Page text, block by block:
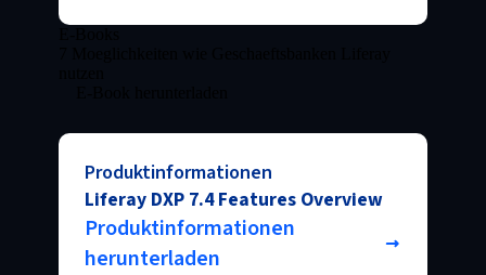
Produktinformationen
Liferay DXP 7.4 Features Overview
Produktinformationen
herunterladen